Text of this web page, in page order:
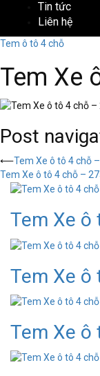
Tin tức
Liên hệ
Tem ô tô 4 chỗ
Tem Xe
Post
⟵Tem Xe ô tô 4 chỗ
Tem Xe ô tô 4 chỗ –
Tem Xe ô
Tem Xe ô
Tem Xe ô